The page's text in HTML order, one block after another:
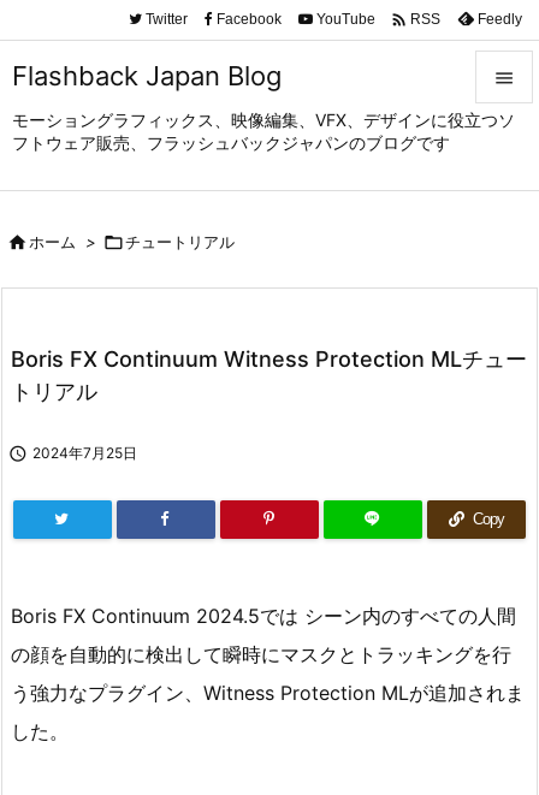
Flashback Japan Blog
モーショングラフィックス、映像編集、VFX、デザインに役立つソ
フトウェア販売、フラッシュバックジャパンのブログです




Twitter Facebook YouTube  RSS Feedly
ホーム > チュートリアル
Boris FX Continuum Witness Protection MLチュー
トリアル
 2024年7月25日
Copy
Boris FX Continuum 2024.5では シーン内のすべての人間
の顔を自動的に検出して瞬時にマスクとトラッキングを行
う強力なプラグイン、Witness Protection MLが追加されま
した。